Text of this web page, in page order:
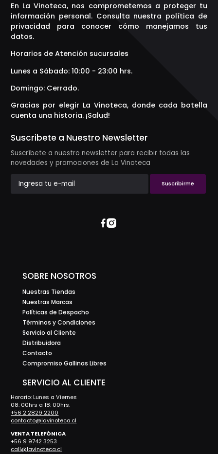
En La Vinoteca, nos comprometemos a proteger tu
información personal. Consulta nuestra política de
privacidad para conocer cómo manejamos tus
datos.
Horarios de Atención sucursales
Lunes a Sábado: 10:00 - 23:00 hrs.
Domingo: Cerrado.
Gracias por elegir La Vinoteca, donde cada botella
cuenta una historia. ¡Salud!
Suscribete a Nuestro Newsletter
Suscríbete a nuestro newsletter para recibir todas las
novedades y promociones de La Vinoteca
Suscribirme
SOBRE NOSOTROS
Nuestras Tiendas
Nuestras Marcas
Políticas de Despacho
Términos y Condiciones
Servicio al Cliente
Distribuidora
Contacto
Compromiso Gallinas Libres
SERVICIO AL CLIENTE
Horario: Lunes a Viernes
08: 00hrs a 18: 00hrs.
+56 2 2829 2200
contacto@lavinoteca.cl
VENTA TELEFÓNICA
+56 9 9742 3253
call@lavinoteca.cl